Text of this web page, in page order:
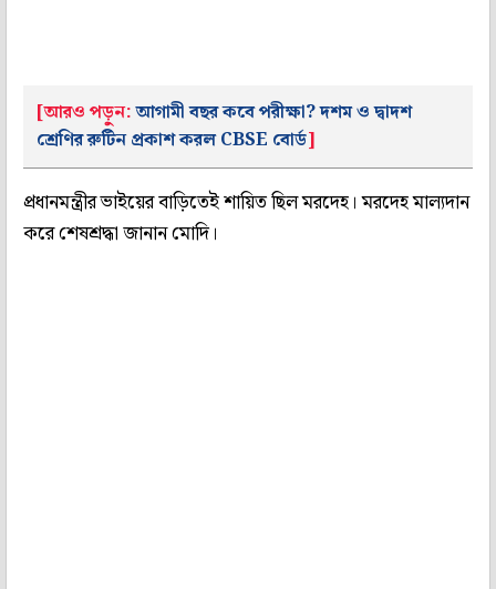
[আরও পড়ুন:আগামী বছর কবে পরীক্ষা? দশম ও দ্বাদশ
শ্রেণির রুটিন প্রকাশ করল CBSE বোর্ড]
প্রধানমন্ত্রীর ভাইয়ের বাড়িতেই শায়িত ছিল মরদেহ। মরদেহ মাল্যদান
করে শেষশ্রদ্ধা জানান মোদি।